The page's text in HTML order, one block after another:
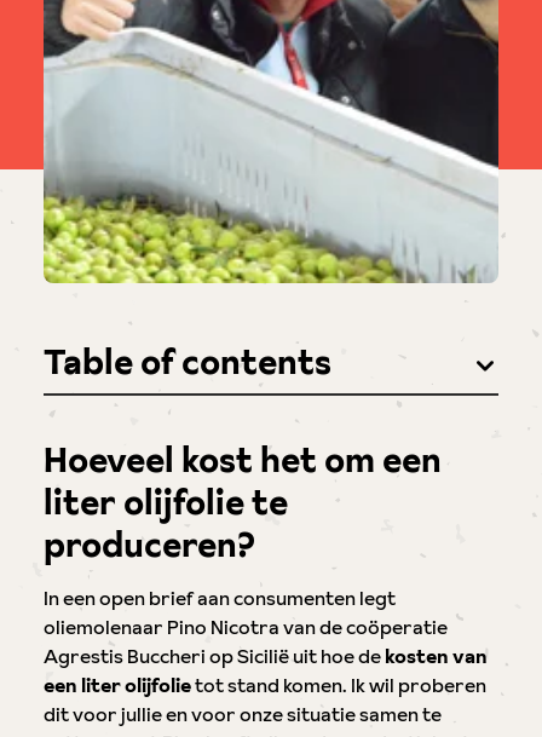
Table of contents
Hoeveel kost het om een
liter olijfolie te
produceren?
In een open brief aan consumenten legt
oliemolenaar Pino Nicotra van de coöperatie
Agrestis Buccheri op Sicilië uit hoe dekosten van
een liter olijfolietot stand komen. Ik wil proberen
dit voor jullie en voor onze situatie samen te